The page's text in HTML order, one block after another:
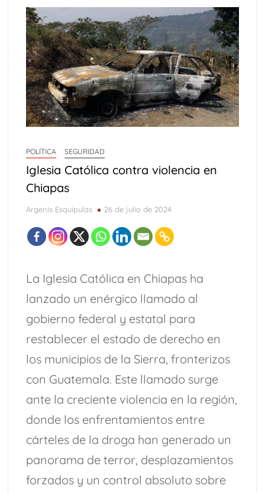
POLÍTICA SEGURIDAD
Iglesia Católica contra violencia en
Chiapas
Argenis Esquipulas 26 de julio de 2024
La Iglesia Católica en Chiapas ha
lanzado un enérgico llamado al
gobierno federal y estatal para
restablecer el estado de derecho en
los municipios de la Sierra, fronterizos
con Guatemala. Este llamado surge
ante la creciente violencia en la región,
donde los enfrentamientos entre
cárteles de la droga han generado un
panorama de terror, desplazamientos
forzados y un control absoluto sobre